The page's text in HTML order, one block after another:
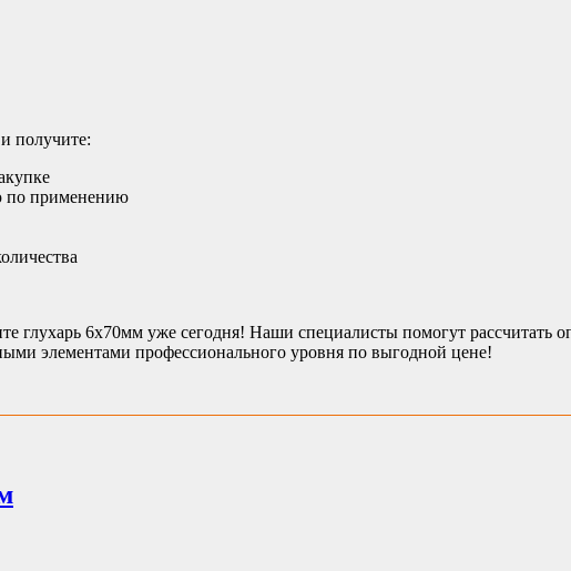
получите:
по применению
глухарь 6х70мм уже сегодня! Наши специалисты помогут рассчитать
элементами профессионального уровня по выгодной цене!